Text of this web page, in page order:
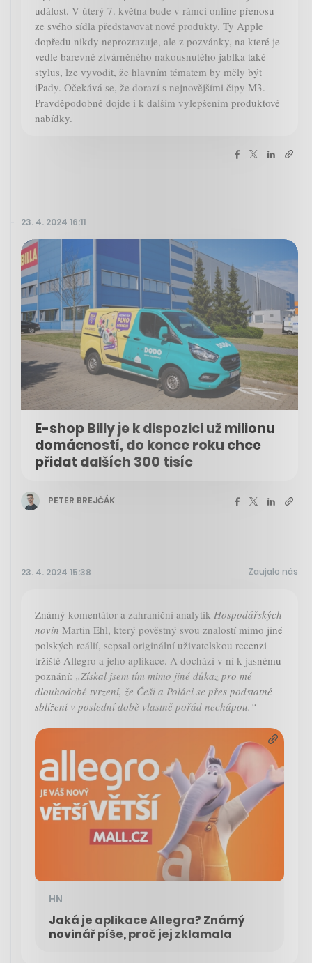
událost. V úterý 7. května bude v rámci online přenosu
ze svého sídla představovat nové produkty. Ty Apple
dopředu nikdy neprozrazuje, ale z pozvánky, na které je
vedle barevně ztvárněného nakousnutého jablka také
stylus, lze vyvodit, že hlavním tématem by měly být
iPady. Očekává se, že dorazí s nejnovějšími čipy M3.
Pravděpodobně dojde i k dalším vylepšením produktové
nabídky.
23. 4. 2024 16:11
E-shop Billy je k dispozici už milionu
domácností, do konce roku chce
přidat dalších 300 tisíc
PETER BREJČÁK
23. 4. 2024 15:38 Zaujalo nás
Známý komentátor a zahraniční analytik Hospodářských
novin Martin Ehl, který pověstný svou znalostí mimo jiné
polských reálií, sepsal originální uživatelskou recenzi
tržiště Allegro a jeho aplikace. A dochází v ní k jasnému
poznání: „Získal jsem tím mimo jiné důkaz pro mé
dlouhodobé tvrzení, že Češi a Poláci se přes podstatné
sblížení v poslední době vlastně pořád nechápou.“
HN
Jaká je aplikace Allegra? Známý
novinář píše, proč jej zklamala